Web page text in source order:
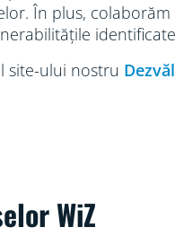
În plus,
site-ului nostru
WiZ